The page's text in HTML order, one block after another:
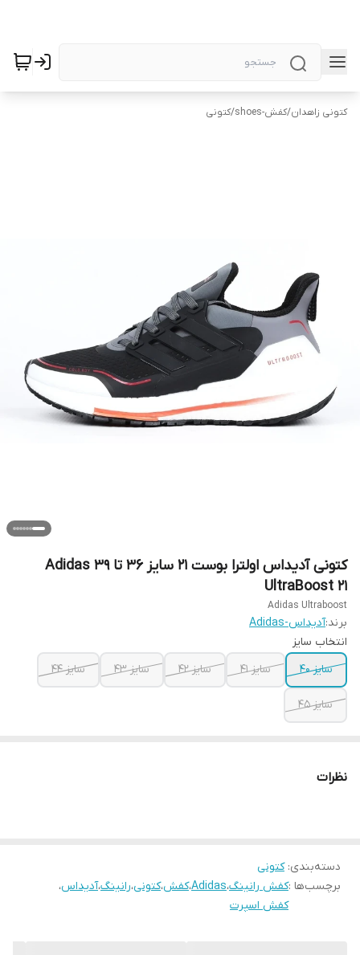
کتونی زاهدان/کفش-shoes /کتونی
کتونی آدیداس اولترا بوست 21 سایز ۳۶ تا ۳۹ Adidas
UltraBoost 21
Adidas Ultraboost
برند:آدیداس-Adidas
انتخاب سایز
سایز ۴۰
سایز ۴۱ سایز ۴۲ سایز ۴۳ سایز ۴۴
سایز ۴۵
نظرات
دسته‌بندی:کتونی
برچسب‌ها :کفش رانینگ،Adidas،کفش،کتونی،رانینگ،آدیداس،
کفش اسپرت